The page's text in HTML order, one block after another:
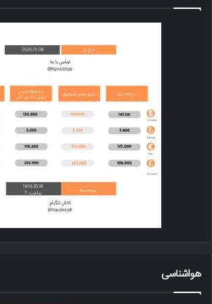
هواشناسی